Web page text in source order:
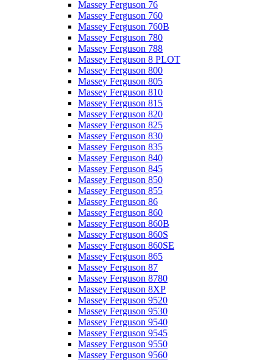
Massey Ferguson 76
Massey Ferguson 760
Massey Ferguson 760B
Massey Ferguson 780
Massey Ferguson 788
Massey Ferguson 8 PLOT
Massey Ferguson 800
Massey Ferguson 805
Massey Ferguson 810
Massey Ferguson 815
Massey Ferguson 820
Massey Ferguson 825
Massey Ferguson 830
Massey Ferguson 835
Massey Ferguson 840
Massey Ferguson 845
Massey Ferguson 850
Massey Ferguson 855
Massey Ferguson 86
Massey Ferguson 860
Massey Ferguson 860B
Massey Ferguson 860S
Massey Ferguson 860SE
Massey Ferguson 865
Massey Ferguson 87
Massey Ferguson 8780
Massey Ferguson 8XP
Massey Ferguson 9520
Massey Ferguson 9530
Massey Ferguson 9540
Massey Ferguson 9545
Massey Ferguson 9550
Massey Ferguson 9560